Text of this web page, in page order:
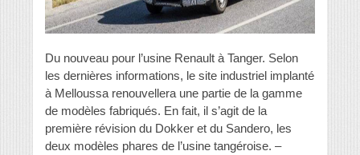
Du nouveau pour l’usine Re­nault à Tanger. Selon
les dernières informations, le site industriel im­planté
à Melloussa renouvellera une partie de la gamme
de modèles fabri­qués. En fait, il s’agit de la
première révision du Dokker et du Sandero, les
deux modèles phares de l’usine tangé­roise. –